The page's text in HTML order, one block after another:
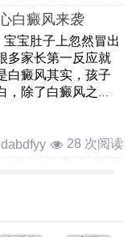
白癜风来袭
宝宝肚子上忽然冒出
多家长第一反应就
白癜风其实，孩子
，除了白癜风之
28 次阅读